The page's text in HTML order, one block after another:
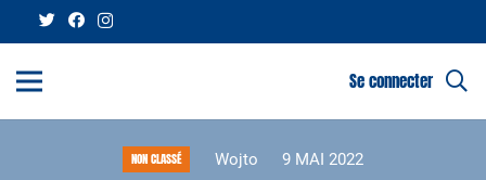
Se connecter
NON CLASSÉ Wojto 9 MAI 2022